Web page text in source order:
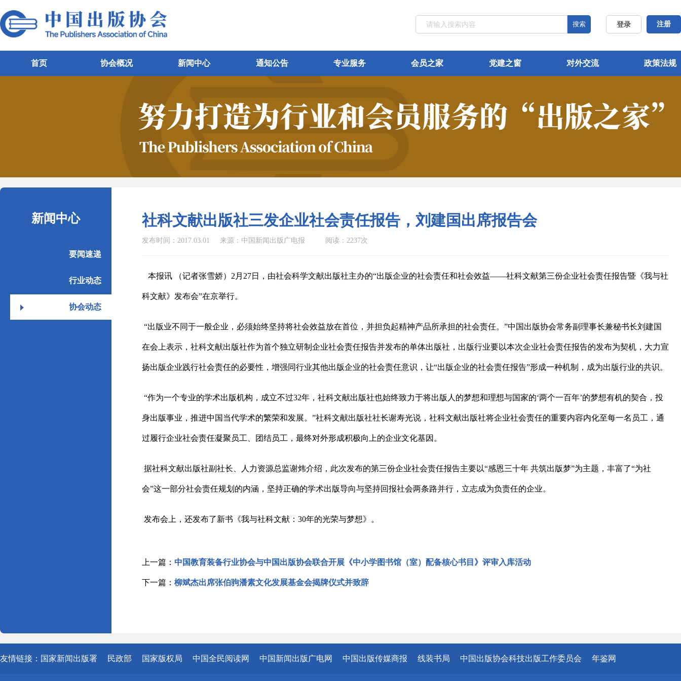
登录 注册
搜索
首页 协会概况 新闻中心 通知公告 专业服务 会员之家 党建之窗 对外交流 政策法规
新闻中心
要闻速递
行业动态
协会动态
社科文献出版社三发企业社会责任报告，刘建国出席报告会
发布时间：2017.03.01 来源：中国新闻出版广电报 阅读：2237次
本报讯 （记者张雪娇）2月27日，由社会科学文献出版社主办的“出版企业的社会责任和社会效益——社科文献第三份企业社会责任报告暨《我与社
科文献》发布会”在京举行。
“出版业不同于一般企业，必须始终坚持将社会效益放在首位，并担负起精神产品所承担的社会责任。”中国出版协会常务副理事长兼秘书长刘建国
在会上表示，社科文献出版社作为首个独立研制企业社会责任报告并发布的单体出版社，出版行业要以本次企业社会责任报告的发布为契机，大力宣
扬出版企业践行社会责任的必要性，增强同行业其他出版企业的社会责任意识，让“出版企业的社会责任报告”形成一种机制，成为出版行业的共识。
“作为一个专业的学术出版机构，成立不过32年，社科文献出版社也始终致力于将出版人的梦想和理想与国家的‘两个一百年’的梦想有机的契合，投
身出版事业，推进中国当代学术的繁荣和发展。”社科文献出版社社长谢寿光说，社科文献出版社将企业社会责任的重要内容内化至每一名员工，通
过履行企业社会责任凝聚员工、团结员工，最终对外形成积极向上的企业文化基因。
据社科文献出版社副社长、人力资源总监谢炜介绍，此次发布的第三份企业社会责任报告主要以“感恩三十年 共筑出版梦”为主题，丰富了“为社
会”这一部分社会责任规划的内涵，坚持正确的学术出版导向与坚持回报社会两条路并行，立志成为负责任的企业。
发布会上，还发布了新书《我与社科文献：30年的光荣与梦想》。
上一篇： 中国教育装备行业协会与中国出版协会联合开展《中小学图书馆（室）配备核心书目》评审入库活动
下一篇： 柳斌杰出席张伯驹潘素文化发展基金会揭牌仪式并致辞
友情链接： 国家新闻出版署 民政部 国家版权局 中国全民阅读网 中国新闻出版广电网 中国出版传媒商报 线装书局 中国出版协会科技出版工作委员会 年鉴网